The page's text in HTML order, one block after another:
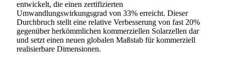
entwickelt, die einen zertifizierten
Umwandlungswirkungsgrad von 33% erreicht. Dieser
Durchbruch stellt eine relative Verbesserung von fast 20%
gegenüber herkömmlichen kommerziellen Solarzellen dar
und setzt einen neuen globalen Maßstab für kommerziell
realisierbare Dimensionen.